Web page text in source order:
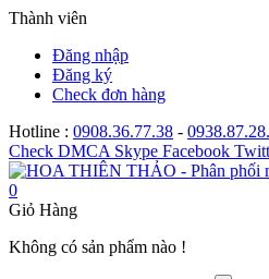
Thành viên
Đăng nhập
Đăng ký
Check đơn hàng
Hotline : 0908.36.77.38 -
Check DMCA Skype Facebook
0
Giỏ Hàng
Không có sản phẩm nào !